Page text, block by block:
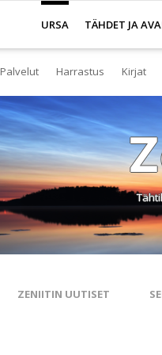
URSA TÄHDET JA
Jäsenyys
Yleistä Ursan
Toimisto
Kirjasto
Planetaario
Palvelut
Yleistä
Tähtitornit
Harrastus Kirjat
ZENIITIN UUTISET